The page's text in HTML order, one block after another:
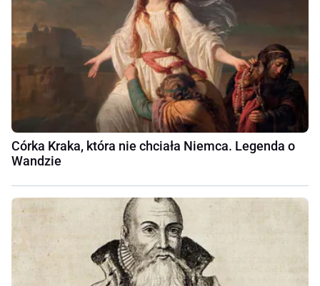
Córka Kraka, która nie chciała Niemca. Legenda o
Wandzie